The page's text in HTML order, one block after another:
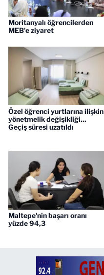
Moritanyalı öğrencilerden
MEB'e ziyaret
Özel öğrenci yurtlarına ilişkin
yönetmelik değişikliği...
Geçiş süresi uzatıldı
Maltepe'nin başarı oranı
yüzde 94,3